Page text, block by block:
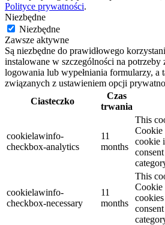
Polityce prywatności.
Niezbędne
Niezbędne
Zawsze aktywne
Są niezbędne do prawidłowego
instalowane w szczególności na potrzeby
logowania lub wypełniania formularzy, a
związanych z ustawieniem opcji
Ciasteczko
Czas
trwania
cookielawinfo-
checkbox-analytics
11
months
This
Cookie
cookie
cookielawinfo-
checkbox-necessary
11
months
This
Cookie